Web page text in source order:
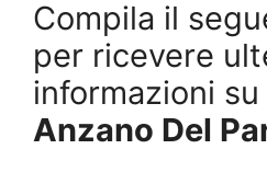
Compila il
per ricevere
informazioni su
Anzano Del